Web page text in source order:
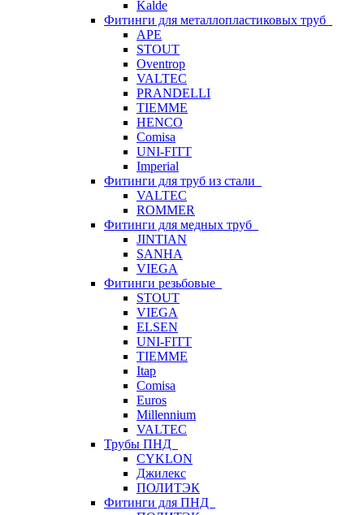
Kalde
Фитинги для металлопластиковых труб
APE
STOUT
Oventrop
VALTEC
PRANDELLI
TIEMME
HENCO
Comisa
UNI-FITT
Imperial
Фитинги для труб из стали
VALTEC
ROMMER
Фитинги для медных труб
JINTIAN
SANHA
VIEGA
Фитинги резьбовые
STOUT
VIEGA
ELSEN
UNI-FITT
TIEMME
Itap
Comisa
Euros
Millennium
VALTEC
Трубы ПНД
CYKLON
Джилекс
ПОЛИТЭК
Фитинги для ПНД